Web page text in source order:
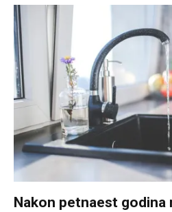
Nakon petnaest godina